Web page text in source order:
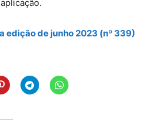
edição de junho 2023 (nº 339)